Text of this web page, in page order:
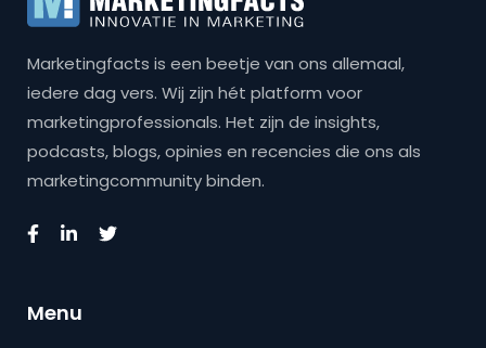
Marketingfacts is een beetje van ons allemaal,
iedere dag vers. Wij zijn hét platform voor
marketingprofessionals. Het zijn de insights,
podcasts, blogs, opinies en recencies die ons als
marketingcommunity binden.
Menu